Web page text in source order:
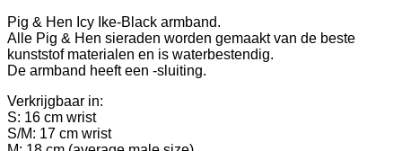
Pig & Hen Icy Ike-Black armband.
Alle Pig & Hen sieraden worden gemaakt van de beste
kunststof materialen en is waterbestendig.
De armband heeft een -sluiting.
Verkrijgbaar in:
S: 16 cm wrist
S/M: 17 cm wrist